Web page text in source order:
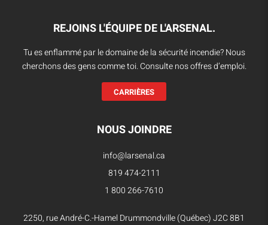
REJOINS L'ÉQUIPE DE L'ARSENAL.
Tu es enflammé par le domaine de la sécurité incendie? Nous
cherchons des gens comme toi. Consulte nos offres d’emploi.
CARRIÈRES
NOUS JOINDRE
info@larsenal.ca
819 474-2111
1 800 266-7610
2250, rue André-C.-Hamel Drummondville (Québec) J2C 8B1